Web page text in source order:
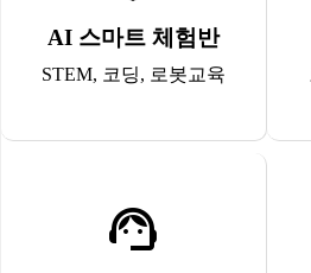
AI 스마트 체험반
STEM, 코딩, 로봇교육
support_agent